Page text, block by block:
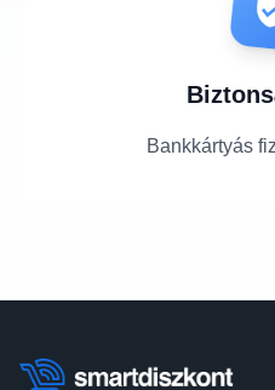
Bankkártyás